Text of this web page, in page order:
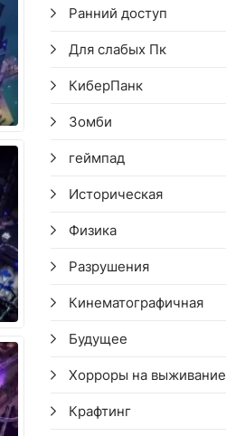
Ранний доступ
Для слабых Пк
КиберПанк
Зомби
геймпад
Историческая
Физика
Разрушения
Кинематографичная
Будущее
Хорроры на выживание
Крафтинг